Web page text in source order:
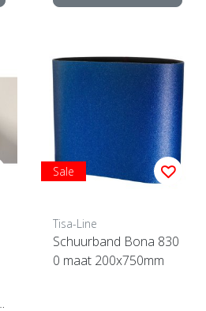
Sale
Tisa-Line
Schuurband Bona 830
0 maat 200x750mm